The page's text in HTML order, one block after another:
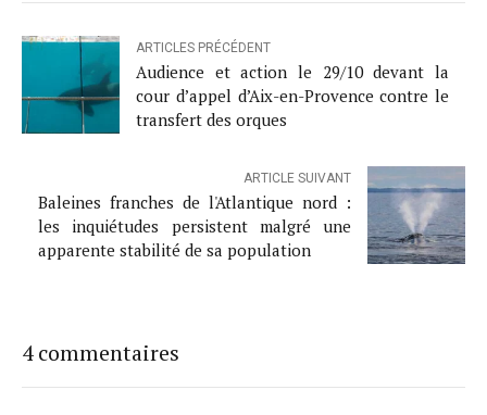
ARTICLES PRÉCÉDENT
Audience et action le 29/10 devant la
cour d’appel d’Aix-en-Provence contre le
transfert des orques
ARTICLE SUIVANT
Baleines franches de l'Atlantique nord :
les inquiétudes persistent malgré une
apparente stabilité de sa population
4 commentaires